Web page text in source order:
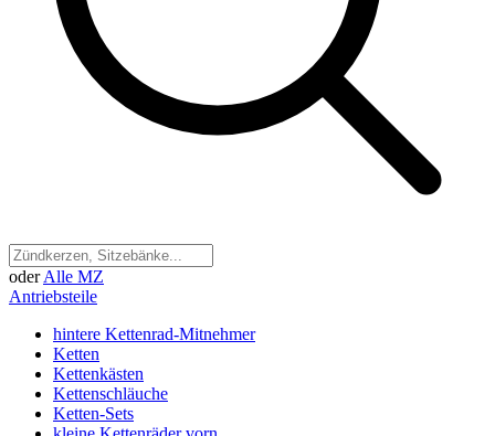
oder Alle MZ
Antriebsteile
hintere Kettenrad-Mitnehmer
Ketten
Kettenkästen
Kettenschläuche
Ketten-Sets